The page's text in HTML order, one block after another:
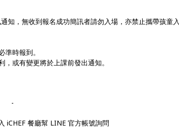
知，無收到報名成功簡訊者請勿入場，亦禁止攜帶孩童入
時報到。
或有變更將於上課前發出通知。
-
iCHEF 餐廳幫 LINE 官方帳號詢問